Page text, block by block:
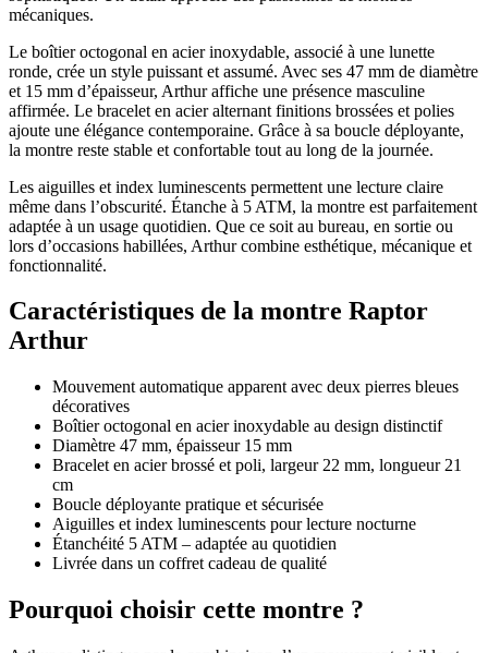
mécaniques.
Le boîtier octogonal en acier inoxydable, associé à une lunette
ronde, crée un style puissant et assumé. Avec ses 47 mm de diamètre
et 15 mm d’épaisseur, Arthur affiche une présence masculine
affirmée. Le bracelet en acier alternant finitions brossées et polies
ajoute une élégance contemporaine. Grâce à sa boucle déployante,
la montre reste stable et confortable tout au long de la journée.
Les aiguilles et index luminescents permettent une lecture claire
même dans l’obscurité. Étanche à 5 ATM, la montre est parfaitement
adaptée à un usage quotidien. Que ce soit au bureau, en sortie ou
lors d’occasions habillées, Arthur combine esthétique, mécanique et
fonctionnalité.
Caractéristiques de la montre Raptor
Arthur
Mouvement automatique apparent avec deux pierres bleues
décoratives
Boîtier octogonal en acier inoxydable au design distinctif
Diamètre 47 mm, épaisseur 15 mm
Bracelet en acier brossé et poli, largeur 22 mm, longueur 21
cm
Boucle déployante pratique et sécurisée
Aiguilles et index luminescents pour lecture nocturne
Étanchéité 5 ATM – adaptée au quotidien
Livrée dans un coffret cadeau de qualité
Pourquoi choisir cette montre ?